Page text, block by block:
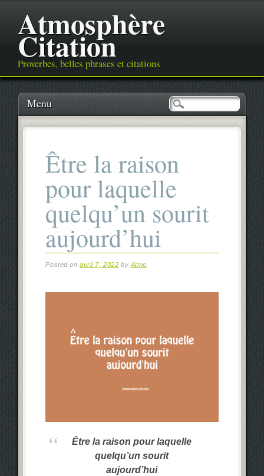
Atmosphère
Citation
Proverbes, belles phrases et citations
Main menu
Skip
content
Menu
Être la raison
pour laquelle
quelqu’un sourit
aujourd’hui
Posted onavril 7, 2022 byAtmo
Être la raison pour laquelle
quelqu’un sourit
aujourd’hui